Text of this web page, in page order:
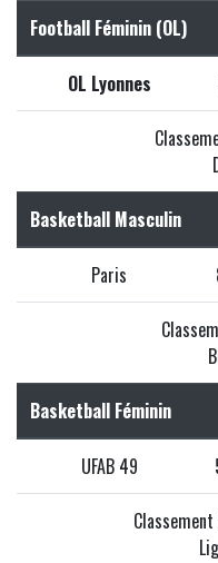
Football Féminin (OL)
OL Lyonnes
Basketball Masculin
Paris
Basketball Féminin
UFAB 49